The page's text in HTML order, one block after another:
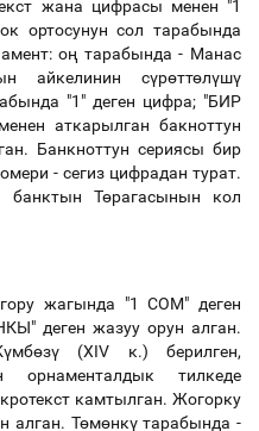
жана цифрасы менен "1
ортосунун сол тарабында
оң тарабында - Манас
айкелинин сүрөттөлүшү
"1" деген цифра; "БИР
аткарылган бакноттун
Банкноттун сериясы бир
- сегиз цифрадан турат.
банктын Төрагасынын кол
жагында "1 СОМ" деген
деген жазуу орун алган.
(XIV к.) берилген,
орнаменталдык тилкеде
камтылган. Жогорку
алган. Төмөнкү тарабында -